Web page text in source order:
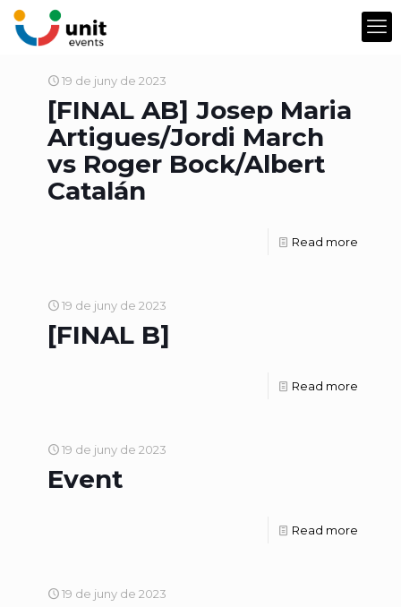
19 de juny de 2023
[FINAL AB] Josep Maria
Artigues/Jordi March
vs Roger Bock/Albert
Catalán
Read more
19 de juny de 2023
[FINAL B]
Read more
19 de juny de 2023
Event
Read more
19 de juny de 2023